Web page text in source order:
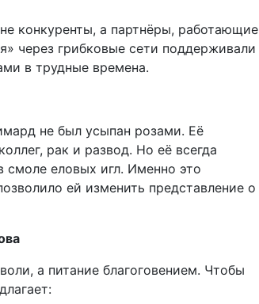
конкуренты, а партнёры, работающие
через грибковые сети поддерживали
в трудные времена.
не был усыпан розами. Её
рак и развод. Но её всегда
смоле еловых игл. Именно это
ей изменить представление о
а питание благоговением. Чтобы